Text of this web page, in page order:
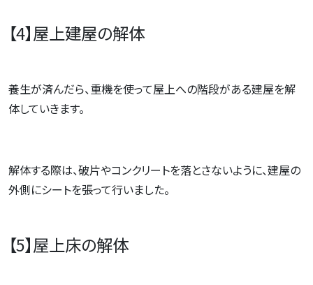
【4】屋上建屋の解体
養生が済んだら、重機を使って屋上への階段がある建屋を解
体していきます。
解体する際は、破片やコンクリートを落とさないように、建屋の
外側にシートを張って行いました。
【5】屋上床の解体